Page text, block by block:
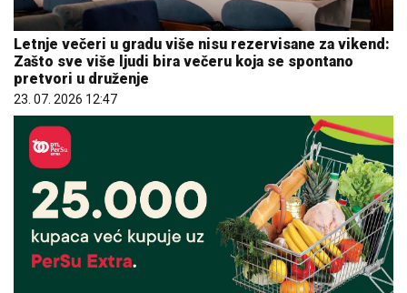
Letnje večeri u gradu više nisu rezervisane za vikend:
Zašto sve više ljudi bira večeru koja se spontano
pretvori u druženje
23. 07. 2026 12:47